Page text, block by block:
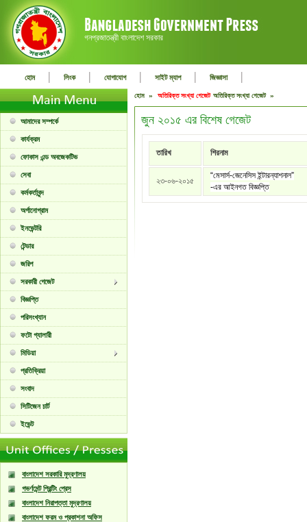
গনপ্রজাতন্ত্রী বাংলাদেশ সরকার
হোম | লিংক | যোগাযোগ | সাইট ম্যাপ | জিজ্ঞাসা |
আমাদের সম্পর্কে
কার্যক্রম
ফোকাস এন্ড অবজেকটিভ
সেবা
কর্মকর্তাবৃন্দ
অর্গানোগ্রাম
ইনভেন্টরি
টেন্ডার
জরিপ
সরকারী গেজেট
বিজ্ঞপ্তি
পরিসংখ্যান
ফটো গ্যালারী
মিডিয়া
প্রতিক্রিয়া
সংবাদ
সিটিজেন চার্ট
ইভেন্ট
বাংলাদেশ সরকারি মুদ্রণালয়
গভর্ণমেন্ট প্রিন্টিং প্রেস
বাংলাদেশ নিরাপত্তা মুদ্রণালয়
বাংলাদেশ ফরম ও প্রকাশনা অফিস
হোম » অতিরিক্ত সংখ্যা গেজেট অতিরিক্ত সংখ্যা গেজেট »
জুন ২০১৫ এর বিশেষ গেজেট
তারিখ শিরনাম
২৩-০৬-২০১৫
“মেসার্স-জেনেসিস ইন্টারন্যাশনাল”
-এর আইনগত বিজ্ঞপ্তি